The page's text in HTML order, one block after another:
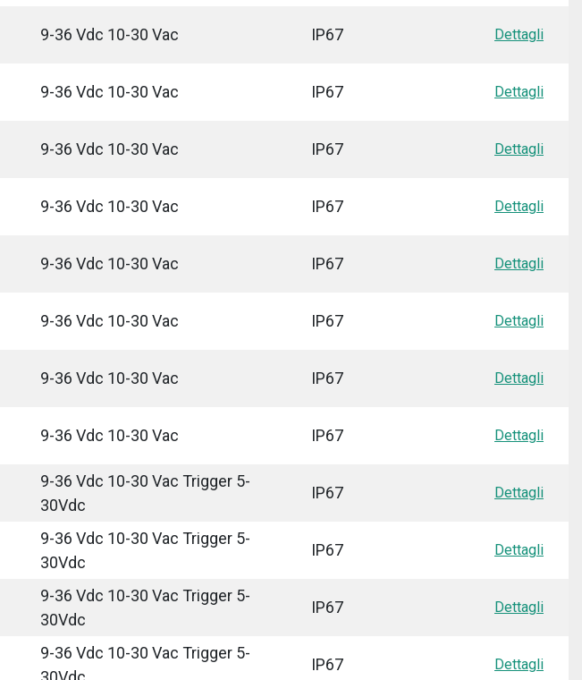
9-36 Vdc 10-30 Vac IP67 Dettagli
9-36 Vdc 10-30 Vac IP67 Dettagli
9-36 Vdc 10-30 Vac IP67 Dettagli
9-36 Vdc 10-30 Vac IP67 Dettagli
9-36 Vdc 10-30 Vac IP67 Dettagli
9-36 Vdc 10-30 Vac IP67 Dettagli
9-36 Vdc 10-30 Vac IP67 Dettagli
9-36 Vdc 10-30 Vac IP67 Dettagli
9-36 Vdc 10-30 Vac Trigger 5-
30Vdc
IP67 Dettagli
9-36 Vdc 10-30 Vac Trigger 5-
30Vdc
IP67 Dettagli
9-36 Vdc 10-30 Vac Trigger 5-
30Vdc
IP67 Dettagli
9-36 Vdc 10-30 Vac Trigger 5-
IP67 Dettagli